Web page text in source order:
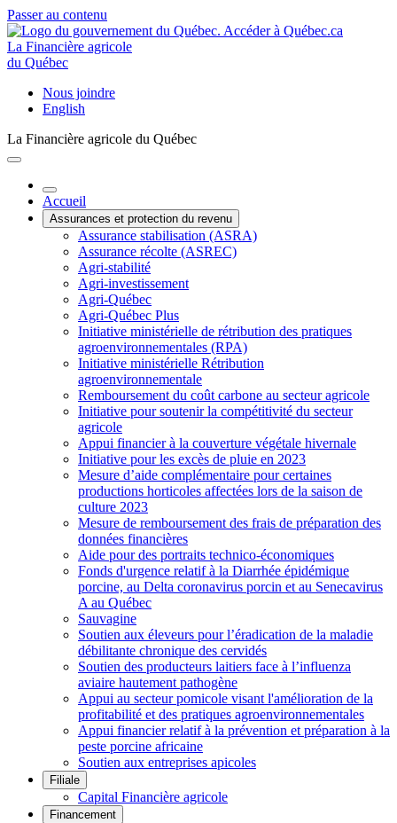
Passer au contenu
La Financière agricole
du Québec
Nous joindre
English
La Financière agricole du Québec
Accueil
Assurances et protection du revenu
Assurance stabilisation (ASRA)
Assurance récolte (ASREC)
Agri-stabilité
Agri-investissement
Agri-Québec
Agri-Québec Plus
Initiative ministérielle de rétribution des pratiques
agroenvironnementales (RPA)
Initiative ministérielle Rétribution
agroenvironnementale
Remboursement du coût carbone au secteur agricole
Initiative pour soutenir la compétitivité du secteur
agricole
Appui financier à la couverture végétale hivernale
Initiative pour les excès de pluie en 2023
Mesure d’aide complémentaire pour certaines
productions horticoles affectées lors de la saison de
culture 2023
Mesure de remboursement des frais de préparation des
données financières
Aide pour des portraits technico-économiques
Fonds d'urgence relatif à la Diarrhée épidémique
porcine, au Delta coronavirus porcin et au Senecavirus
A au Québec
Sauvagine
Soutien aux éleveurs pour l’éradication de la maladie
débilitante chronique des cervidés
Soutien des producteurs laitiers face à l’influenza
aviaire hautement pathogène
Appui au secteur pomicole visant l'amélioration de la
profitabilité et des pratiques agroenvironnementales
Appui financier relatif à la prévention et préparation à la
peste porcine africaine
Soutien aux entreprises apicoles
Filiale
Capital Financière agricole
Financement